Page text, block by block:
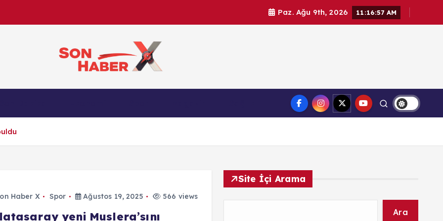
Paz. Ağu 9th, 2026 11:16:58 AM
Son Haber X’te son dakika, Türkiye gündemi ve yerel haberler. Doğrulanmış kaynaklar, tarafsız içerik ve
anlık gelişmelerle güvenilir haber deneyimi.
Haber X Spor Ağustos 19, 2025 566 views
yeni Muslera’sını
Site İçi Arama
Ara